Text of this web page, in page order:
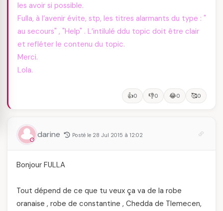
les avoir si possible.
Fulla, à l’avenir évite, stp, les titres alarmants du type : "
au secours" , "Help" . L’intilulé ddu topic doit être clair
et refléter le contenu du topic.
Merci.
Lola.
👍0 👎0 😂0 🥰0
darine Posté le 28 Jul 2015 à 12:02
Bonjour FULLA
Tout dépend de ce que tu veux ça va de la robe
oranaise , robe de constantine , Chedda de Tlemecen,